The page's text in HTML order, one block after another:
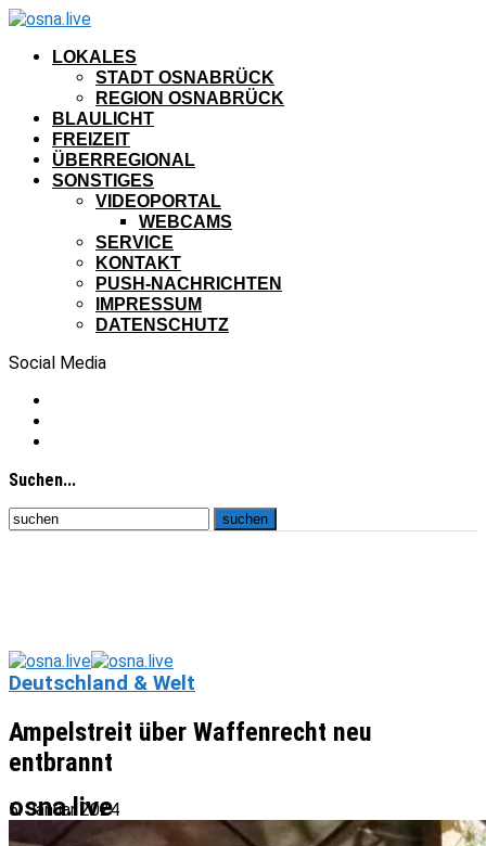
LOKALES
STADT OSNABRÜCK
REGION OSNABRÜCK
BLAULICHT
FREIZEIT
ÜBERREGIONAL
SONSTIGES
VIDEOPORTAL
WEBCAMS
SERVICE
KONTAKT
PUSH-NACHRICHTEN
IMPRESSUM
DATENSCHUTZ
Social Media
Suchen...
osna.live
Deutschland & Welt
Ampelstreit über Waffenrecht neu
entbrannt
5. Januar 2024